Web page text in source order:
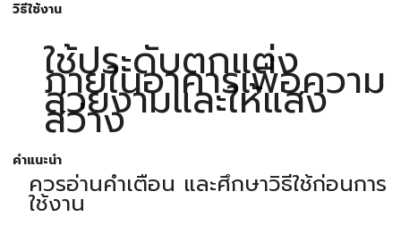
วิธีใช้งาน
ใช้ประดับตกแต่ง
ภายในอาคารเพื่อความ
สวยงามและให้แสง
สว่าง
คำแนะนำ
ควรอ่านคำเตือน และศึกษาวิธีใช้ก่อนการ
ใช้งาน